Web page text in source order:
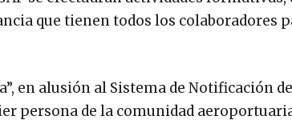
que tienen todos los colaboradores
en alusión al Sistema de Notificación
persona de la comunidad